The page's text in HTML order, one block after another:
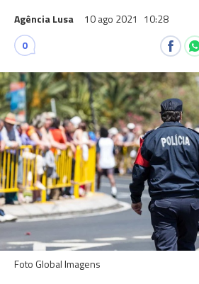
Agência Lusa 10 ago 2021 10:28
0
Foto Global Imagens